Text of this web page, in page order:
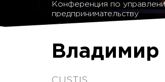
Конференция по
предпринимательству
Владимир
CUSTIS